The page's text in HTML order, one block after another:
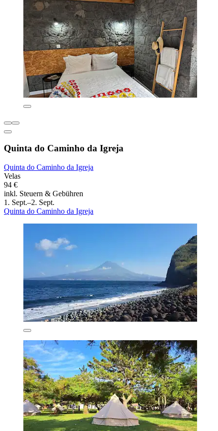
Quinta do Caminho da Igreja
Quinta do Caminho da Igreja
Velas
94 €
inkl. Steuern & Gebühren
1. Sept.–2. Sept.
Quinta do Caminho da Igreja